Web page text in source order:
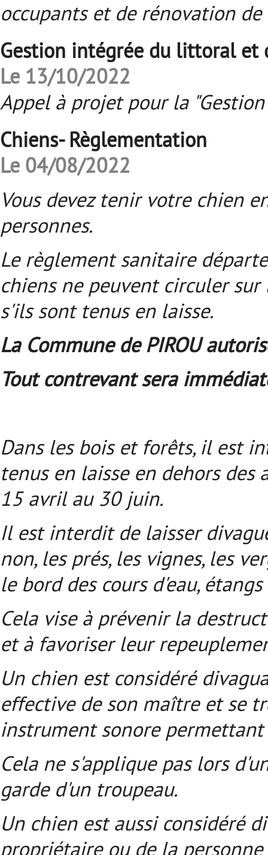
occupants et de rénovation
Gestion intégrée du littoral et
Le 13/10/2022
Appel à projet pour la
Chiens- Règlementation
Le 04/08/2022
Vous devez tenir votre chien
personnes.
Le règlement sanitaire
chiens ne peuvent circuler
s'ils sont tenus en laisse.
La Commune de PIROU
Tout contrevant sera
Dans les bois et forêts, il est
tenus en laisse en dehors
15 avril au 30 juin.
Il est interdit de laisser
non, les prés, les vignes, les
le bord des cours d'eau,
Cela vise à prévenir la
et à favoriser leur
Un chien est considéré
effective de son maître et se
instrument sonore permettant
Cela ne s'applique pas lors
garde d'un troupeau.
Un chien est aussi considéré
propriétaire ou de la